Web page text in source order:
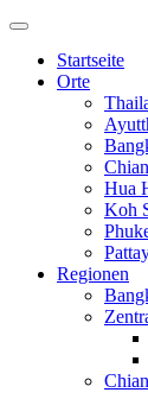
Startseite
Orte
Hua
Koh
Regionen